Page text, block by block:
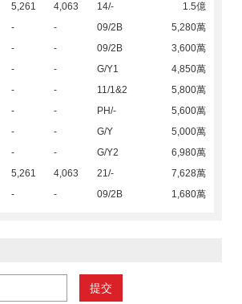
5,261 4,063 14/-
1.5億
- - 09/2B
5,280萬
- - 09/2B
3,600萬
- - G/Y1
4,850萬
- - 11/1&2
5,800萬
- - PH/-
5,600萬
- - G/Y
5,000萬
- - G/Y2
6,980萬
5,261 4,063 21/-
7,628萬
- - 09/2B 1,680萬
提交